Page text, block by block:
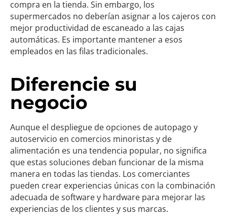
compra en la tienda. Sin embargo, los
supermercados no deberían asignar a los cajeros con
mejor productividad de escaneado a las cajas
automáticas. Es importante mantener a esos
empleados en las filas tradicionales.
Diferencie su
negocio
Aunque el despliegue de opciones de autopago y
autoservicio en comercios minoristas y de
alimentación es una tendencia popular, no significa
que estas soluciones deban funcionar de la misma
manera en todas las tiendas. Los comerciantes
pueden crear experiencias únicas con la combinación
adecuada de software y hardware para mejorar las
experiencias de los clientes y sus marcas.